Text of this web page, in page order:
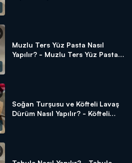
Muzlu Ters Yüz Pasta Nasıl
Yapılır? - Muzlu Ters Yüz Pasta
Soğan Turşusu ve Köfteli Lavaş
Dürüm Nasıl Yapılır? - Köfteli